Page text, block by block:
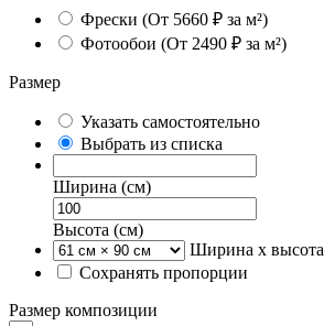
Фрески (От 5660 ₽ за м²)
Фотообои (От 2490 ₽ за м²)
Размер
Указать самостоятельно
Выбрать из списка
Ширина (см)
Высота (см)
Ширина х высота
Сохранять пропорции
Размер композиции